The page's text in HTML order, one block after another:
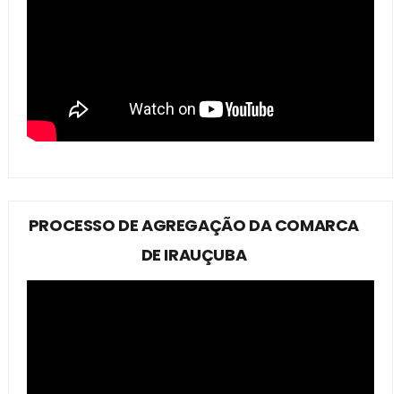
PROCESSO DE AGREGAÇÃO DA COMARCA
DE IRAUÇUBA